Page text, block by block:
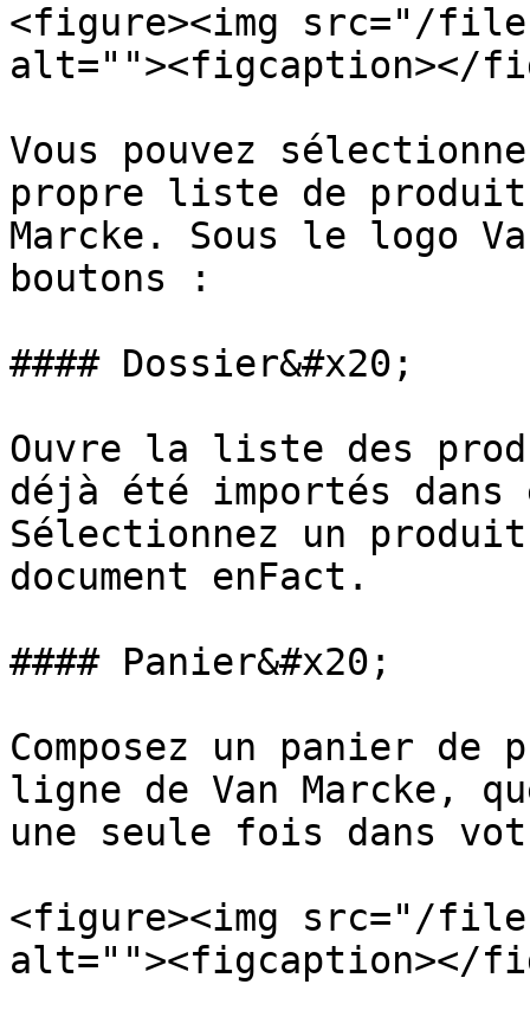
<figure><img src="/
alt=""><figcaption></
Vous pouvez
propre liste de
Marcke. Sous le logo
boutons :
#### Dossier&#x20;
Ouvre la liste des
déjà été importés
Sélectionnez un
document enFact.
#### Panier&#x20;
Composez un panier
ligne de Van Marcke,
une seule fois dans
<figure><img src="/
alt=""><figcaption></